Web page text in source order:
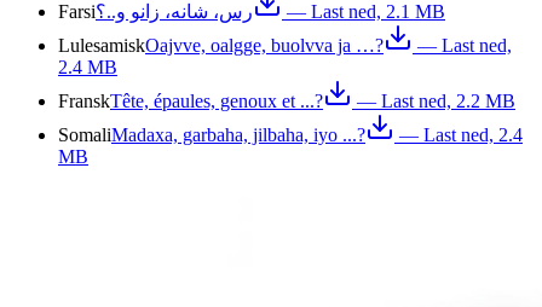
Farsiرس، شانه، زانو و..؟ — Last ned, 2.1 MB
LulesamiskOajvve, oalgge, buolvva ja …?
— Last ned,
2.4 MB
FranskTête, épaules, genoux et ...? — Last ned, 2.2 MB
SomaliMadaxa, garbaha, jilbaha, iyo ...? — Last ned, 2.4
MB